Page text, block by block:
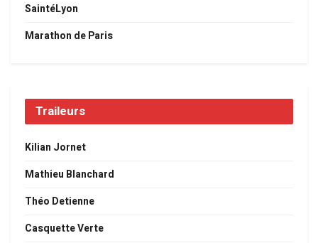
SaintéLyon
Marathon de Paris
Traileurs
Kilian Jornet
Mathieu Blanchard
Théo Detienne
Casquette Verte